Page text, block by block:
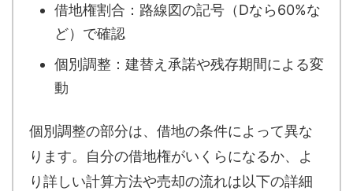
借地権割合：路線図の記号（Dなら60%な
ど）で確認
個別調整：建替え承諾や残存期間による変
動
個別調整の部分は、借地の条件によって異な
ります。自分の借地権がいくらになるか、よ
り詳しい計算方法や売却の流れは以下の詳細